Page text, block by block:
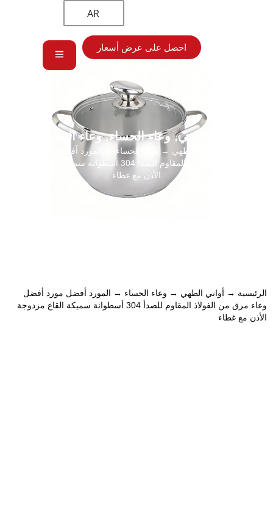
AR
احصل على عرض أسعار
أواني الطهي,وعاء الحساء,وعاء المخزون
أواني الطهي → وعاء الحساء
→ المورد أفضل مورد أفضل
وعاء مرق من الفولاذ المقاوم للصدأ 304 أسطوانة سميكة القاع مزدوجة
الأذن مع غطاء
الرئيسية → أواني الطهي → وعاء الحساء → المورد أفضل مورد أفضل
وعاء مرق من الفولاذ المقاوم للصدأ 304 أسطوانة سميكة القاع مزدوجة
الأذن مع غطاء